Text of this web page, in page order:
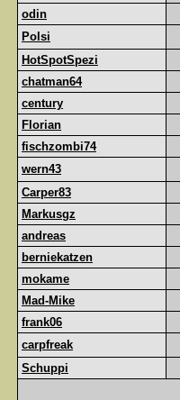
odin
Polsi
HotSpotSpezi
chatman64
century
Florian
fischzombi74
wern43
Carper83
Markusgz
andreas
berniekatzen
mokame
Mad-Mike
frank06
carpfreak
Schuppi